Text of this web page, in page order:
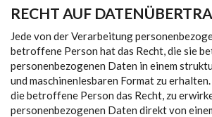
RECHT AUF
Jede von der Verarbeitung
betroffene Person hat das Recht, die sie
personenbezogenen Daten in einem
und maschinenlesbaren Format zu
die betroffene Person das Recht, zu
personenbezogenen Daten direkt von